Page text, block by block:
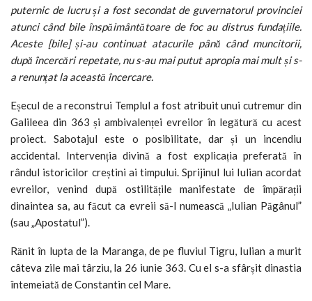
puternic de lucru și a fost secondat de guvernatorul provinciei
atunci când bile înspăimântătoare de foc au distrus fundațiile.
Aceste [bile] și-au continuat atacurile până când muncitorii,
după încercări repetate, nu s-au mai putut apropia mai mult și s-
a renunțat la această încercare.
Eșecul de a reconstrui Templul a fost atribuit unui cutremur din
Galileea din 363 și ambivalenței evreilor în legătură cu acest
proiect. Sabotajul este o posibilitate, dar și un incendiu
accidental. Intervenția divină a fost explicația preferată în
rândul istoricilor creștini ai timpului. Sprijinul lui Iulian acordat
evreilor, venind după ostilitățile manifestate de împărații
dinaintea sa, au făcut ca evreii să-l numească „Iulian Păgânul”
(sau „Apostatul”).
Rănit în lupta de la Maranga, de pe fluviul Tigru, Iulian a murit
câteva zile mai târziu, la 26 iunie 363. Cu el s-a sfârșit dinastia
întemeiată de Constantin cel Mare.